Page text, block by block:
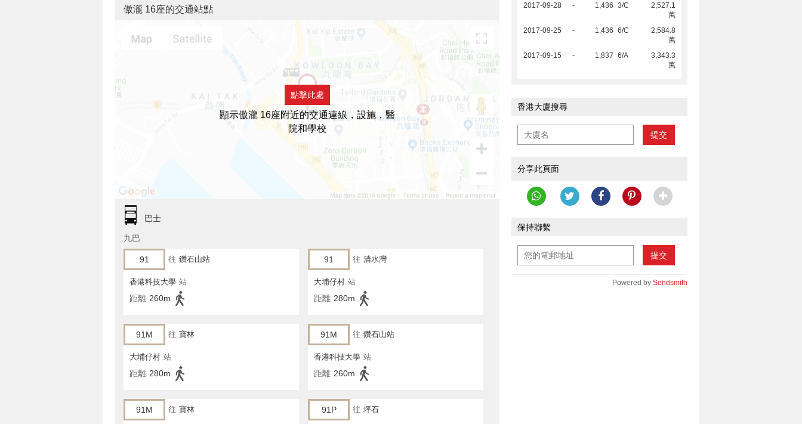
2017-09-28
- 1,436 3/C
2,527.1
萬
2017-09-25
- 1,436 6/C
2,584.8
萬
2017-09-15
- 1,837 6/A
3,343.3
萬
香港大廈搜尋
提交
分享此頁面
保持聯繫
提交
Powered by Sendsmith
傲瀧 16座的交通站點
點擊此處
顯示傲瀧 16座附近的交通連線，設施，醫
院和學校
巴士
九巴
91 往 鑽石山站
香港科技大學 站
距離 260m
91 往 清水灣
大埔仔村 站
距離 280m
91M 往 寶林
大埔仔村 站
距離 280m
91M 往 鑽石山站
香港科技大學 站
距離 260m
91M 往 寶林 91P 往 坪石